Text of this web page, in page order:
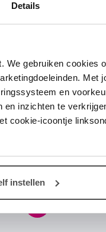
Details
We gebruiken cookies
Met
en
inzichten te
cookie-icoontje
instellen
Volg ons